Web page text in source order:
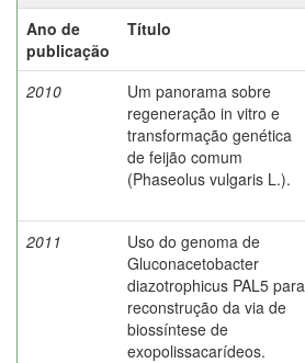
Ano de
publicação
Título
2010
Um panorama sobre
regeneração in vitro e
transformação genética
de feijão comum
(Phaseolus vulgaris L.).
2011
Uso do genoma de
Gluconacetobacter
diazotrophicus PAL5 para
reconstrução da via de
biossíntese de
exopolissacarídeos.